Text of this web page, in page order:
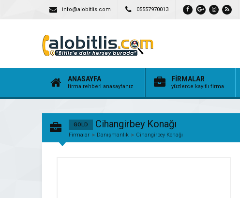
info@alobitlis.com 05557970013
ANASAYFA
firma rehberi anasayfanız
FİRMALAR
yüzlerce kayıtlı firma
GOLD Cihangirbey Konağı
Firmalar Danışmanlık Cihangirbey Konağı